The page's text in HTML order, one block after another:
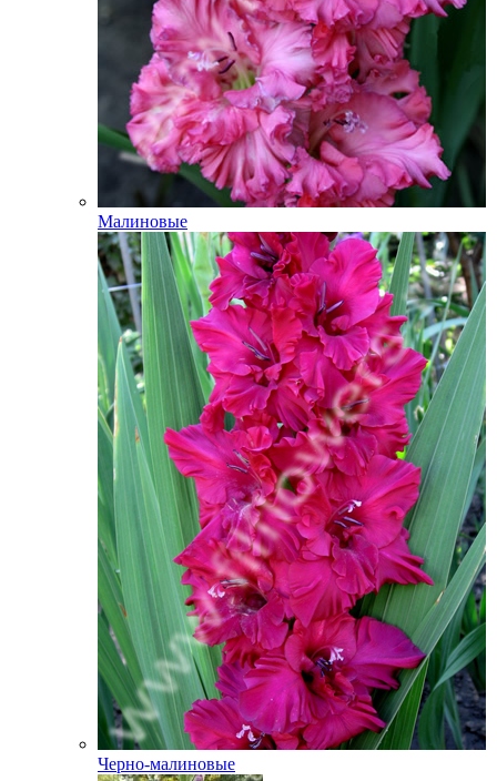
Малиновые
Черно-малиновые